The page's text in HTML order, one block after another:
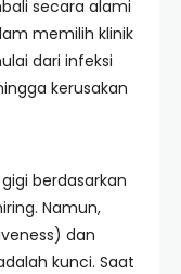
secara alami
memilih klinik
dari infeksi
kerusakan
berdasarkan
Namun,
dan
kunci. Saat